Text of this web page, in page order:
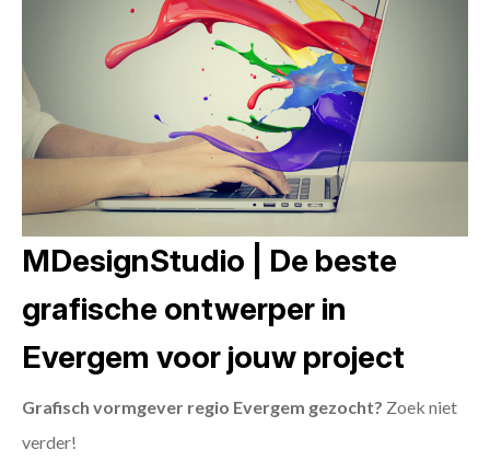
MDesignStudio | De beste
grafische ontwerper in
Evergem voor jouw project
Grafisch vormgever regio Evergem gezocht? Zoek niet
verder!